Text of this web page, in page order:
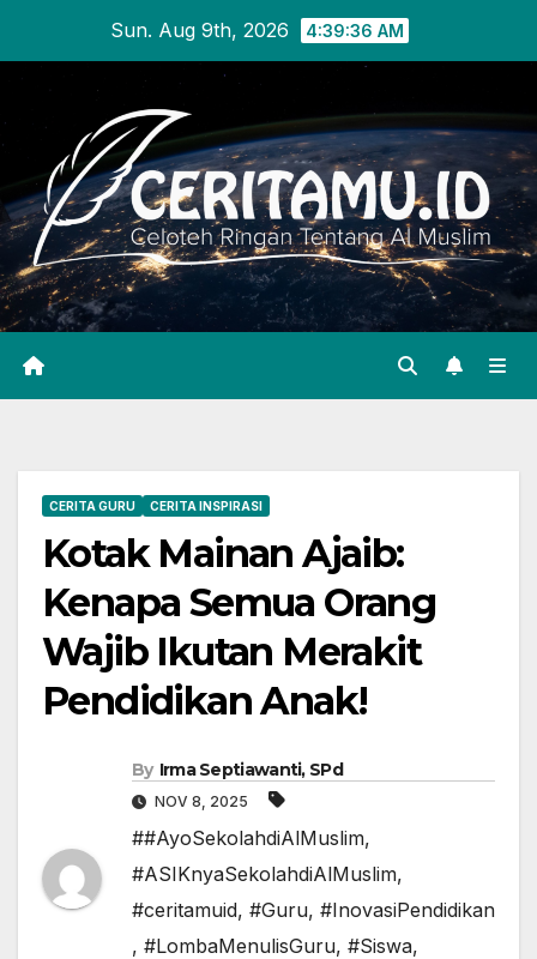
Sun. Aug 9th, 2026 4:39:37 AM
CERITA GURU CERITA INSPIRASI
Kotak Mainan Ajaib:
Kenapa Semua Orang
Wajib Ikutan Merakit
Pendidikan Anak!
By Irma Septiawanti, SPd
NOV 8, 2025
##AyoSekolahdiAlMuslim,
#ASIKnyaSekolahdiAlMuslim,
#ceritamuid, #Guru, #InovasiPendidikan
, #LombaMenulisGuru, #Siswa,